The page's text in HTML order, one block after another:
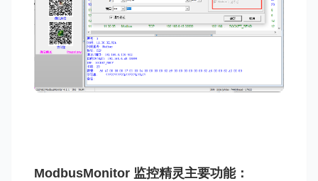
ModbusMonitor 监控精灵主要功能：